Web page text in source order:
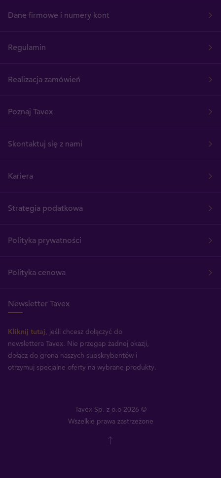
Dane firmowe i numery kont
Regulamin
Realizacja zamówień
Poznaj Tavex
Skontaktuj się z nami
Kariera
Strategia podatkowa
Polityka prywatności
Polityka cenowa
Newsletter Tavex
Kliknij tutaj, jeśli chcesz dołączyć do
newslettera Tavex. Nie przegap żadnej okazji,
dołącz do grona naszych subskrybentów i
otrzymuj specjalne oferty na wybrane produkty.
Tavex Sp. z o.o 2026 ©
Wszelkie prawa zastrzeżone